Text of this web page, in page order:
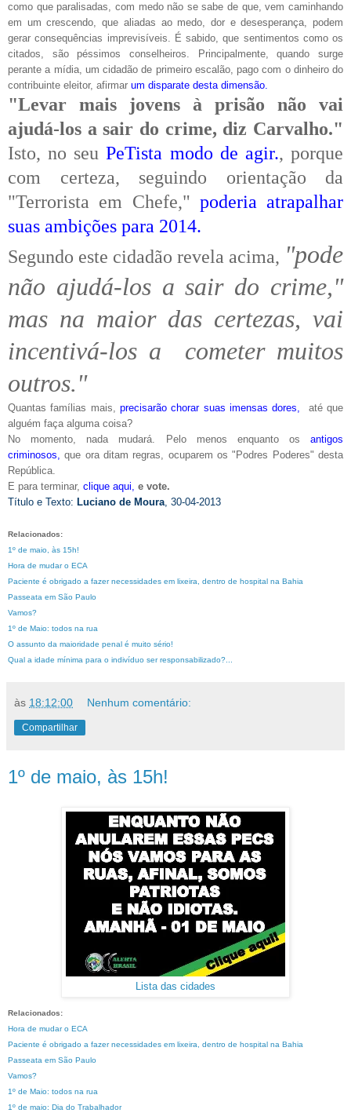
como que paralisadas, com medo não se sabe de que, vem caminhando
em um crescendo, que aliadas ao medo, dor e desesperança, podem
gerar consequências imprevisíveis. É sabido, que sentimentos como os
citados, são péssimos conselheiros. Principalmente, quando surge
perante a mídia, um cidadão de primeiro escalão, pago com o dinheiro do
contribuinte eleitor, afirmar um disparate desta dimensão.
"Levar mais jovens à prisão não vai
ajudá-los a sair do crime, diz Carvalho."
Isto, no seuPeTista modo de agir., porque
com certeza, seguindo orientação da
"Terrorista em Chefe," poderia atrapalhar
suas ambições para 2014.
Segundo este cidadão revela acima, "pode
não ajudá-los a sair do crime,"
mas na maior das certezas, vai
incentivá-los a cometer muitos
outros."
Quantas famílias mais, precisarão chorar suas imensas dores,
até que
alguém faça alguma coisa?
No momento, nada mudará. Pelo menos enquanto os antigos
criminosos, que ora ditam regras, ocuparem os "Podres Poderes" desta
República.
E para terminar, clique aqui, e vote.
Título e Texto: Luciano de Moura, 30-04-2013
Relacionados:
1º de maio, às 15h!
Hora de mudar o ECA
Paciente é obrigado a fazer necessidades em lixeira, dentro de hospital na Bahia
Passeata em São Paulo
Vamos?
1º de Maio: todos na rua
O assunto da maioridade penal é muito sério!
Qual a idade mínima para o indivíduo ser responsabilizado?...
às 18:12:00 Nenhum comentário:
Compartilhar
1º de maio, às 15h!
Lista das cidades
Relacionados:
Hora de mudar o ECA
Paciente é obrigado a fazer necessidades em lixeira, dentro de hospital na Bahia
Passeata em São Paulo
Vamos?
1º de Maio: todos na rua
1º de maio: Dia do Trabalhador